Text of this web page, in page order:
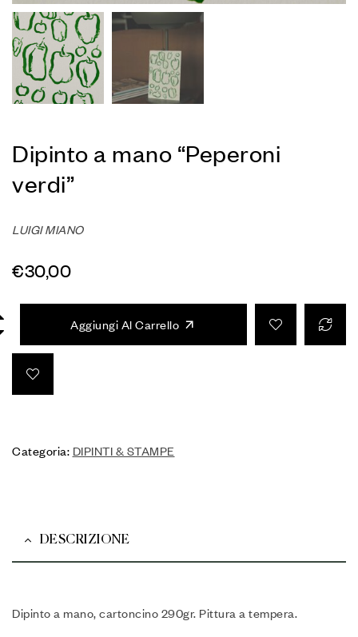
Dipinto a mano “Peperoni
verdi”
LUIGI MIANO
€30,00
Aggiungi Al Carrello
Categoria: DIPINTI & STAMPE
DESCRIZIONE
Dipinto a mano, cartoncino 290gr. Pittura a tempera.